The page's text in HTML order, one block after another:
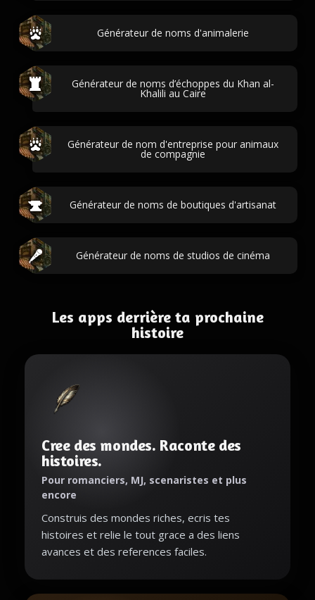
Générateur de noms d'animalerie
Générateur de noms d’échoppes du Khan al-
Khalili au Caire
Générateur de nom d'entreprise pour animaux
de compagnie
Générateur de noms de boutiques d'artisanat
Générateur de noms de studios de cinéma
Les apps derrière ta prochaine
histoire
Cree des mondes. Raconte des
histoires.
Pour romanciers, MJ, scenaristes et plus
encore
Construis des mondes riches, ecris tes
histoires et relie le tout grace a des liens
avances et des references faciles.